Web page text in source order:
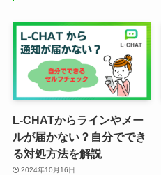
L-CHATからラインやメー
ルが届かない？自分ででき
る対処方法を解説
2024年10月16日